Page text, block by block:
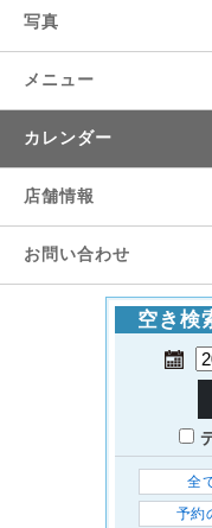
写真
メニュー
カレンダー
店舗情報
お問い合わせ